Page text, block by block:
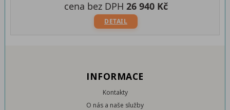
DETAIL
cena bez DPH 26 940 Kč
INFORMACE
Kontakty
O nás a naše služby